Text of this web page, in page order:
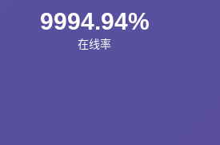
9994.94%
在线率